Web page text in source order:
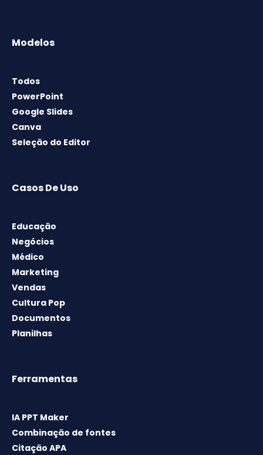
Modelos
Todos
PowerPoint
Google Slides
Canva
Seleção do Editor
Casos De Uso
Educação
Negócios
Médico
Marketing
Vendas
Cultura Pop
Documentos
Planilhas
Ferramentas
IA PPT Maker
Combinação de fontes
Citação APA